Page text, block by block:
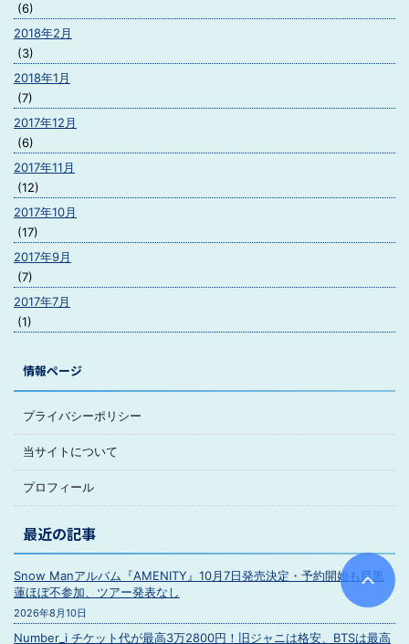
(6)
2018年2月
(3)
2018年1月
(7)
2017年12月
(6)
2017年11月
(12)
2017年10月
(17)
2017年9月
(7)
2017年7月
(1)
情報ページ
プライバシーポリシー
当サイトについて
プロフィール
最近の記事
Snow Manアルバム『AMENITY』10月7日発売決定・予約開始も目黒
蓮ほぼ不参加、ツアー発表なし
2026年8月10日
Number_i チケット代が最高3万2800円！旧ジャニは格安、BTSは最高